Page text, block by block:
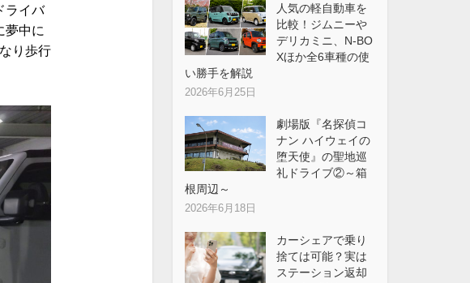
ライバ
夢中に
り歩行
人気の軽自動車を
比較！ジムニーや
デリカミニ、N-BO
Xほか全6車種の使
い勝手を解説
2026年6月25日
劇場版『名探偵コ
ナン ハイウェイの
堕天使』の聖地巡
礼ドライブ②～箱
根周辺～
2026年6月18日
カーシェアで乗り
捨ては可能？実は
ステーション返却